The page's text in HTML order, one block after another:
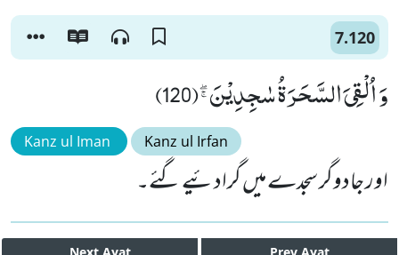
7.120
وَ اُلْقِیَ السَّحَرَةُ سٰجِدِیْنَﭕ(120)
Kanz ul Iman Kanz ul Irfan
اور جادوگر سجدے میں گرادئیے گئے۔